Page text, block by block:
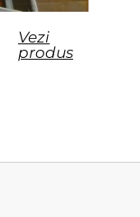
Vezi
produs